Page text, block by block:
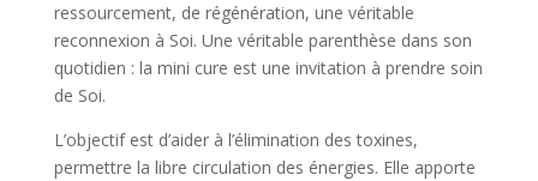
ressourcement, de régénération, une véritable
reconnexion à Soi. Une véritable parenthèse dans son
quotidien : la mini cure est une invitation à prendre soin
de Soi.
L’objectif est d’aider à l’élimination des toxines,
permettre la libre circulation des énergies. Elle apporte